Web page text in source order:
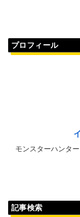
プロフィール
モンスターハンタ
記事検索